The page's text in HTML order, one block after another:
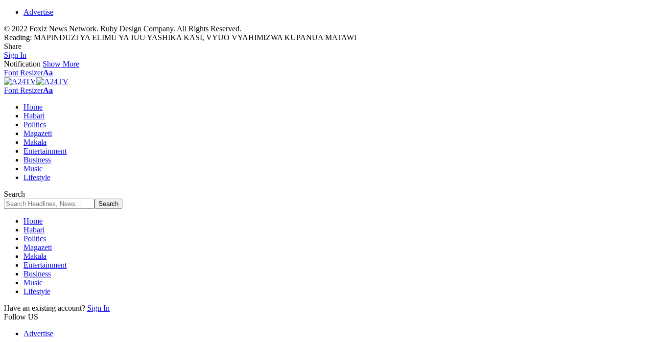
Advertise
© 2022 Foxiz News Network. Ruby Design Company. All Rights Reserved.
Reading: MAPINDUZI YA ELIMU YA JUU YASHIKA KASI, VYUO VYAHIMIZWA KUPANUA MATAWI
Share
Sign In
Notification Show More
Font ResizerAa
Font ResizerAa
Home
Habari
Politics
Magazeti
Makala
Entertainment
Business
Music
Lifestyle
Search
Home
Habari
Politics
Magazeti
Makala
Entertainment
Business
Music
Lifestyle
Have an existing account? Sign In
Follow US
Advertise